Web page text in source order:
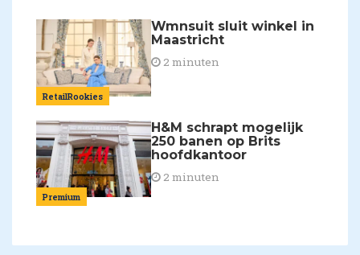
RetailRookies
Wmnsuit sluit winkel in
Maastricht
2 minuten
Premium
H&M schrapt mogelijk
250 banen op Brits
hoofdkantoor
2 minuten